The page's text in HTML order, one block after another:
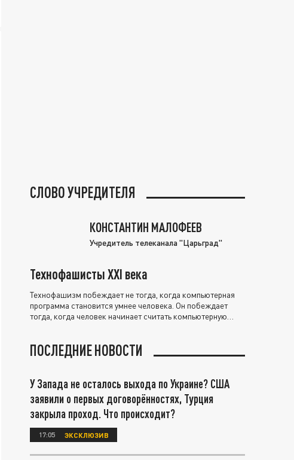
СЛОВО УЧРЕДИТЕЛЯ
КОНСТАНТИН МАЛОФЕЕВ
Учредитель телеканала "Царьград"
Технофашисты XXI века
Технофашизм побеждает не тогда, когда компьютерная
программа становится умнее человека. Он побеждает
тогда, когда человек начинает считать компьютерную
ПОСЛЕДНИЕ НОВОСТИ
У Запада не осталось выхода по Украине? США
заявили о первых договорённостях, Турция
закрыла проход. Что происходит?
17:05 ЭКСКЛЮЗИВ